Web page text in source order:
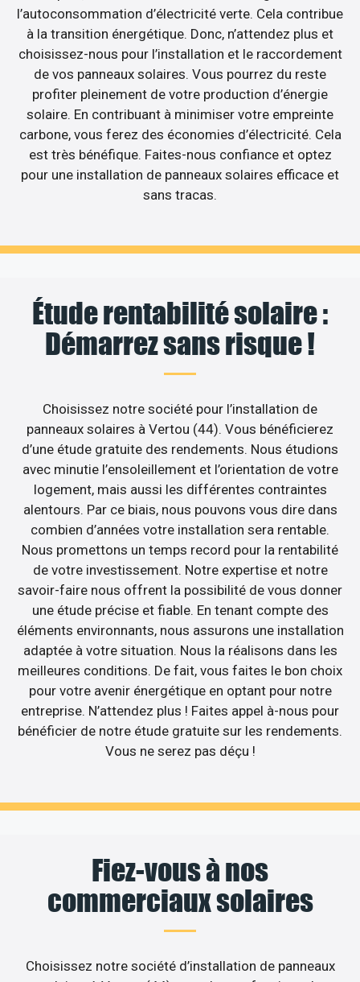
l’autoconsommation d’électricité verte. Cela contribue
à la transition énergétique. Donc, n’attendez plus et
choisissez-nous pour l’installation et le raccordement
de vos panneaux solaires. Vous pourrez du reste
profiter pleinement de votre production d’énergie
solaire. En contribuant à minimiser votre empreinte
carbone, vous ferez des économies d’électricité. Cela
est très bénéfique. Faites-nous confiance et optez
pour une installation de panneaux solaires efficace et
sans tracas.
Étude rentabilité solaire :
Démarrez sans risque !
Choisissez notre société pour l’installation de
panneaux solaires à Vertou (44). Vous bénéficierez
d’une étude gratuite des rendements. Nous étudions
avec minutie l’ensoleillement et l’orientation de votre
logement, mais aussi les différentes contraintes
alentours. Par ce biais, nous pouvons vous dire dans
combien d’années votre installation sera rentable.
Nous promettons un temps record pour la rentabilité
de votre investissement. Notre expertise et notre
savoir-faire nous offrent la possibilité de vous donner
une étude précise et fiable. En tenant compte des
éléments environnants, nous assurons une installation
adaptée à votre situation. Nous la réalisons dans les
meilleures conditions. De fait, vous faites le bon choix
pour votre avenir énergétique en optant pour notre
entreprise. N’attendez plus ! Faites appel à-nous pour
bénéficier de notre étude gratuite sur les rendements.
Vous ne serez pas déçu !
Fiez-vous à nos
commerciaux solaires
Choisissez notre société d’installation de panneaux